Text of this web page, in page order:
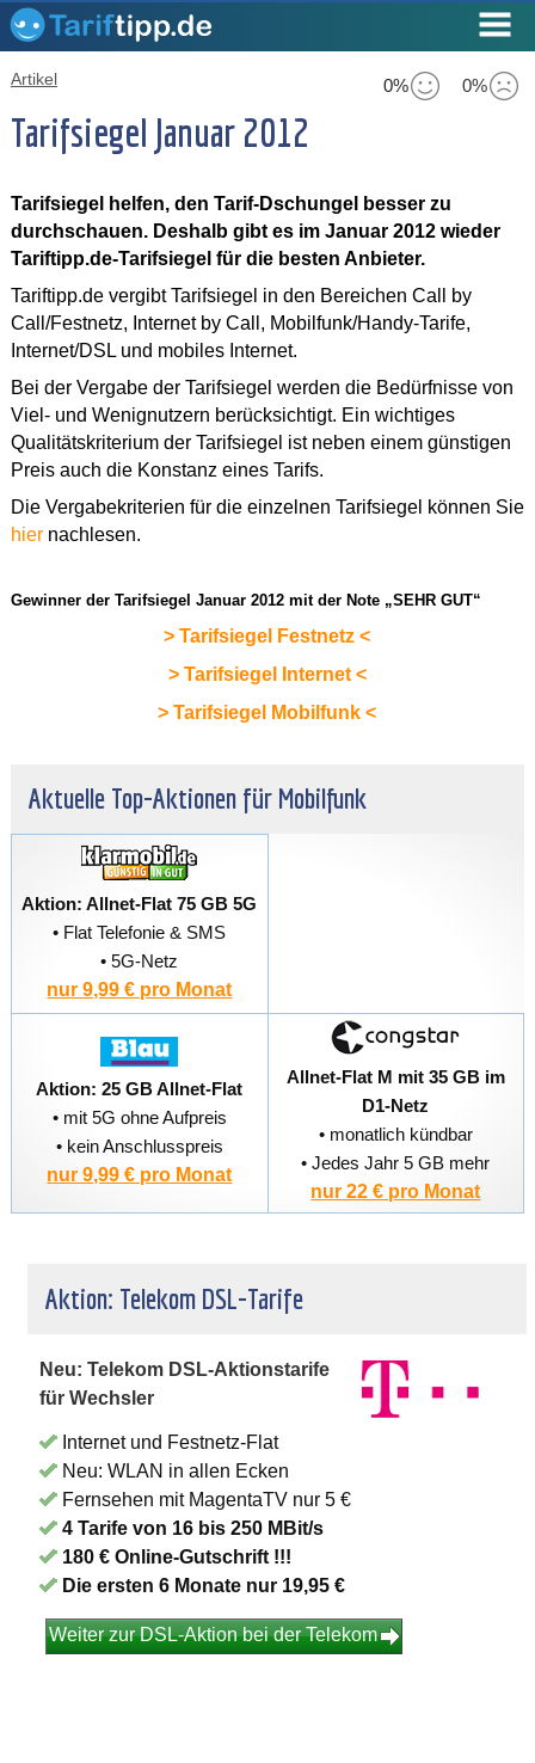
0% 0%
Artikel
Tarifsiegel Januar 2012
Tarifsiegel helfen, den Tarif-Dschungel besser zu
durchschauen. Deshalb gibt es im Januar 2012 wieder
Tariftipp.de-Tarifsiegel für die besten Anbieter.
Tariftipp.de vergibt Tarifsiegel in den Bereichen Call by
Call/Festnetz, Internet by Call, Mobilfunk/Handy-Tarife,
Internet/DSL und mobiles Internet.
Bei der Vergabe der Tarifsiegel werden die Bedürfnisse von
Viel- und Wenignutzern berücksichtigt. Ein wichtiges
Qualitätskriterium der Tarifsiegel ist neben einem günstigen
Preis auch die Konstanz eines Tarifs.
Die Vergabekriterien für die einzelnen Tarifsiegel können Sie
hiernachlesen.
Gewinner der Tarifsiegel Januar 2012 mit der Note „SEHR GUT“
> Tarifsiegel Festnetz <
> Tarifsiegel Internet <
> Tarifsiegel Mobilfunk <
Aktuelle Top-Aktionen für Mobilfunk
Aktion: Allnet-Flat 75 GB 5G
• Flat Telefonie & SMS
• 5G-Netz
nur 9,99 € pro Monat
Aktion: 25 GB Allnet-Flat
• mit 5G ohne Aufpreis
• kein Anschlusspreis
nur 9,99 € pro Monat
Allnet-Flat M mit 35 GB im
D1-Netz
• monatlich kündbar
• Jedes Jahr 5 GB mehr
nur 22 € pro Monat
Aktion: Telekom DSL-Tarife
Neu: Telekom DSL-Aktionstarife
für Wechsler
Internet und Festnetz-Flat
Neu: WLAN in allen Ecken
Fernsehen mit MagentaTV nur 5 €
4 Tarife von 16 bis 250 MBit/s
180 € Online-Gutschrift !!!
Die ersten 6 Monate nur 19,95 €
Weiter zur DSL-Aktion bei der Telekom